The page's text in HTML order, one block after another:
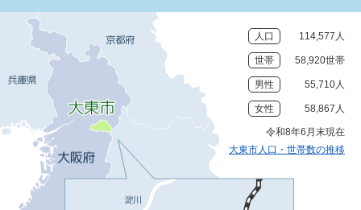
人口 114,577人
世帯 58,920世帯
男性 55,710人
女性 58,867人
令和8年6月末現在
大東市人口・世帯数の推移